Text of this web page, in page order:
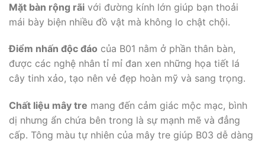
Mặt bàn rộng rãi với đường kính lớn giúp bạn thoải
mái bày biện nhiều đồ vật mà không lo chật chội.
Điểm nhấn độc đáo của B01 nằm ở phần thân bàn,
được các nghệ nhân tỉ mỉ đan xen những họa tiết lá
cây tinh xảo, tạo nên vẻ đẹp hoàn mỹ và sang trọng.
Chất liệu mây tre mang đến cảm giác mộc mạc, bình
dị nhưng ẩn chứa bên trong là sự mạnh mẽ và đẳng
cấp. Tông màu tự nhiên của mây tre giúp B03 dễ dàng